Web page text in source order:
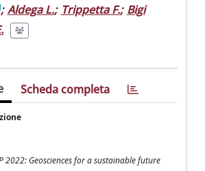
; Aldega L.; Trippetta F.; Bigi
Scheda completa
2022: Geosciences for a sustainable future